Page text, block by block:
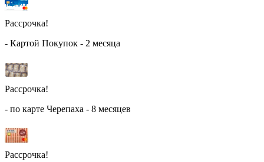
Рассрочка!
- Картой Покупок - 2 месяца
Рассрочка!
- по карте Черепаха - 8 месяцев
Рассрочка!